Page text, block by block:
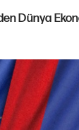
Dünya